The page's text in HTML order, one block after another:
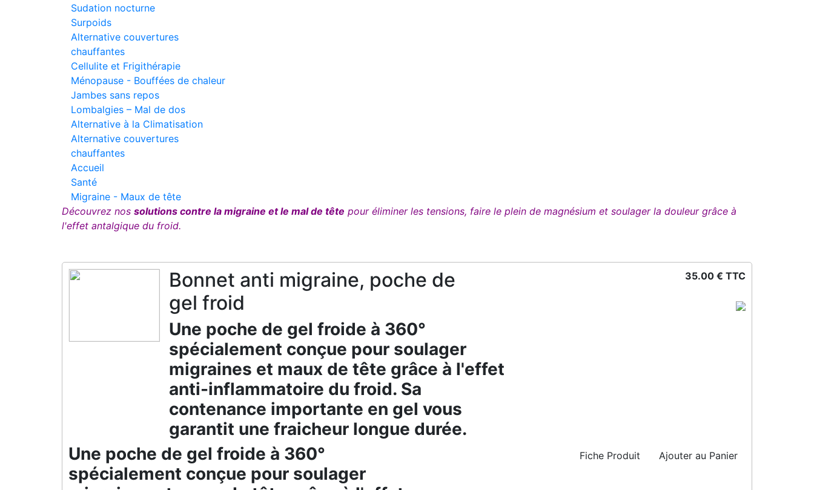
Sudation nocturne
Surpoids
Alternative couvertures
chauffantes
Cellulite et Frigithérapie
Ménopause - Bouffées de chaleur
Jambes sans repos
Lombalgies – Mal de dos
Alternative à la Climatisation
Alternative couvertures
chauffantes
Accueil
Santé
Migraine - Maux de tête
Découvrez nos solutions contre la migraine et le mal de tête pour éliminer les tensions, faire le plein de magnésium et soulager la douleur grâce à
l'effet antalgique du froid.
Bonnet anti migraine, poche de
gel froid
Une poche de gel froide à 360°
spécialement conçue pour soulager
migraines et maux de tête grâce à l'effet
anti-inflammatoire du froid. Sa
contenance importante en gel vous
garantit une fraicheur longue durée.
Une poche de gel froide à 360°
spécialement conçue pour soulager
35.00 € TTC
Fiche Produit Ajouter au Panier